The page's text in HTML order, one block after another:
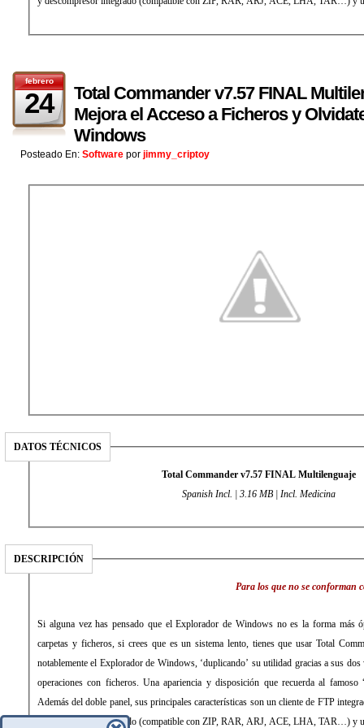
febrero
24
Total Commander v7.57 FINAL
Mejora el Acceso a Ficheros y
Windows
Posteado En: Software por jimmy_criptoy
DATOS TÉCNICOS
Total Commander v7.57 FINAL Multilenguaje
Spanish Incl. | 3.16 MB | Incl. Medicina
DESCRIPCIÓN
Para los que no se conforman
Si alguna vez has pensado que el Explorador de Windows no es la forma más
carpetas y ficheros, si crees que es un sistema lento, tienes que usar Total
notablemente el Explorador de Windows, ‘duplicando’ su utilidad gracias a sus dos
operaciones con ficheros. Una apariencia y disposición que recuerda al famoso
Además del doble panel, sus principales características son un cliente de FTP
y descompresor integrado (compatible con ZIP, RAR, ARJ, ACE, LHA, TAR…) y